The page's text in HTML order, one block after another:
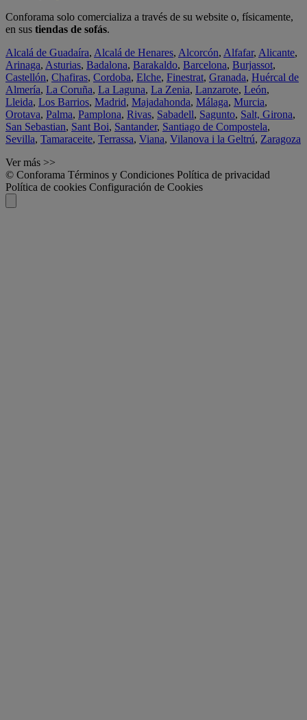
Conforama solo comercializa a través de su website o, físicamente,
en sus tiendas de sofás.
Alcalá de Guadaíra, Alcalá de Henares, Alcorcón, Alfafar, Alicante,
Arinaga, Asturias, Badalona, Barakaldo, Barcelona, Burjassot,
Castellón, Chafiras, Cordoba, Elche, Finestrat, Granada, Huércal de
Almería, La Coruña, La Laguna, La Zenia, Lanzarote, León,
Lleida, Los Barrios, Madrid, Majadahonda, Málaga, Murcia,
Orotava, Palma, Pamplona, Rivas, Sabadell, Sagunto, Salt, Girona,
San Sebastian, Sant Boi, Santander, Santiago de Compostela,
Sevilla, Tamaraceite, Terrassa, Viana, Vilanova i la Geltrú, Zaragoza
Ver más >>
© Conforama Términos y Condiciones Política de privacidad
Política de cookies Configuración de Cookies